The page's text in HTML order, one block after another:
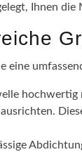
Ihnen
eine
hochwertig